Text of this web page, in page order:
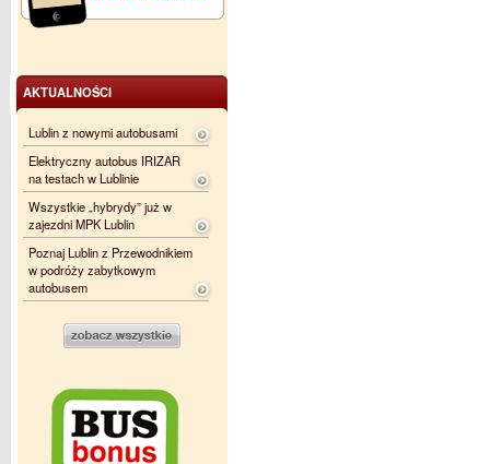
AKTUALNOŚCI
Lublin z nowymi autobusami
Elektryczny autobus IRIZAR
na testach w Lublinie
Wszystkie „hybrydy” już w
zajezdni MPK Lublin
Poznaj Lublin z Przewodnikiem
w podróży zabytkowym
autobusem